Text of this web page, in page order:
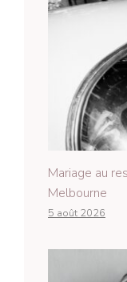
Mariage au
Melbourne
5 août 2026